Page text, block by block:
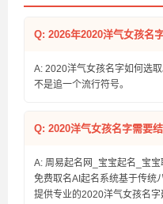
Q: 2026年2020洋气女孩名
A: 2020洋气女孩名字如何选
不是追一个流行符号。
Q: 2020洋气女孩名字需要
A: 周易起名网_宝宝起名_宝
免费取名AI起名系统基于传统
提供专业的2020洋气女孩名